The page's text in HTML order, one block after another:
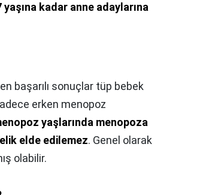
kadar anne adaylarına
başarılı sonuçlar tüp bebek
erken menopoz
yaşlarında menopoza
elde edilemez. Genel olarak
olabilir.